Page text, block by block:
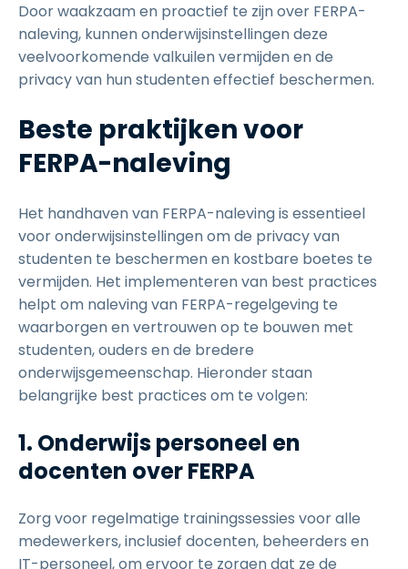
Door waakzaam en proactief te zijn over FERPA-
naleving, kunnen onderwijsinstellingen deze
veelvoorkomende valkuilen vermijden en de
privacy van hun studenten effectief beschermen.
Beste praktijken voor
FERPA-naleving
Het handhaven van FERPA-naleving is essentieel
voor onderwijsinstellingen om de privacy van
studenten te beschermen en kostbare boetes te
vermijden. Het implementeren van best practices
helpt om naleving van FERPA-regelgeving te
waarborgen en vertrouwen op te bouwen met
studenten, ouders en de bredere
onderwijsgemeenschap. Hieronder staan
belangrijke best practices om te volgen:
1. Onderwijs personeel en
docenten over FERPA
Zorg voor regelmatige trainingssessies voor alle
medewerkers, inclusief docenten, beheerders en
IT-personeel, om ervoor te zorgen dat ze de